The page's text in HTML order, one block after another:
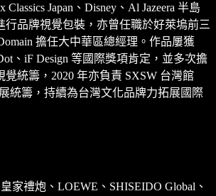
Classics Japan、Disney、Al Jazeera 半島
行品牌視覺包裝，亦曾任職於好萊塢前三
擔任大中華區總經理。作品屢獲
、iF Design 等國際獎項肯定，並多次擔
統籌，2020 年亦負責 SXSW 台灣館
展統籌，持續為台灣文化品牌力拓展國際
家禮炮、LOEWE、SHISEIDO Global、